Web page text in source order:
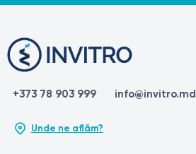
+373 78 903 999 info@invitro.md
Unde ne aflăm?